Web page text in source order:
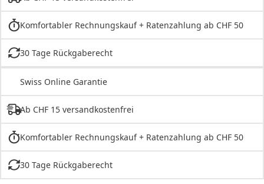
Komfortabler Rechnungskauf + Ratenzahlung ab CHF 50
30 Tage Rückgaberecht
Swiss Online Garantie
Ab CHF 15 versandkostenfrei
Komfortabler Rechnungskauf + Ratenzahlung ab CHF 50
30 Tage Rückgaberecht